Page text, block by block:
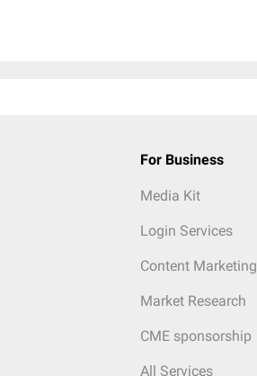
For Business
Media Kit
Login Services
Content Marketing
Market Research
CME sponsorship
All Services